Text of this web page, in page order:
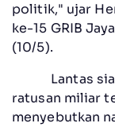
politik," ujar
ke-15 GRIB
(10/5).
Lantas siapa
ratusan miliar
menyebutkan